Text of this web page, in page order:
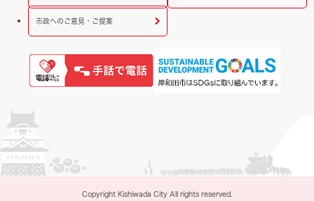
市政へのご意見・ご提案
Copyright Kishiwada City All rights reserved.